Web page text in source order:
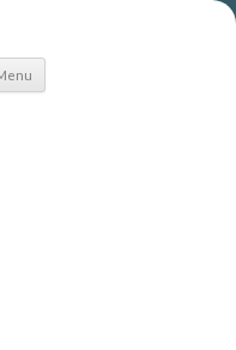
Aller